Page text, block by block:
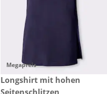
Megapreis
CHF 15.-
Longshirt mit hohen